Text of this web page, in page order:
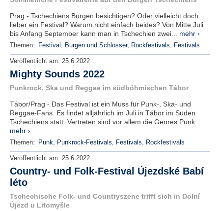
Prag - Tschechiens Burgen besichtigen? Oder vielleicht doch
lieber ein Festival? Warum nicht einfach beides? Von Mitte Juli
bis Anfang September kann man in Tschechien zwei... mehr ›
Themen: Festival , Burgen und Schlösser, Rockfestivals, Festivals
Veröffentlicht am: 25.6.2022
Mighty Sounds 2022
Punkrock, Ska und Reggae im südböhmischen Tábor
Tábor/Prag - Das Festival ist ein Muss für Punk-, Ska- und
Reggae-Fans. Es findet alljährlich im Juli in Tábor im Süden
Tschechiens statt. Vertreten sind vor allem die Genres Punk...
mehr ›
Themen: Punk, Punkrock-Festivals, Festivals, Rockfestivals
Veröffentlicht am: 25.6.2022
Country- und Folk-Festival Újezdské Babí
léto
Tschechische Folk- und Countryszene trifft sich in Dolní
Újezd u Litomyšle